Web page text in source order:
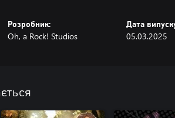
Розробник:
Oh, a Rock! Studios
Дата
05.03.2025